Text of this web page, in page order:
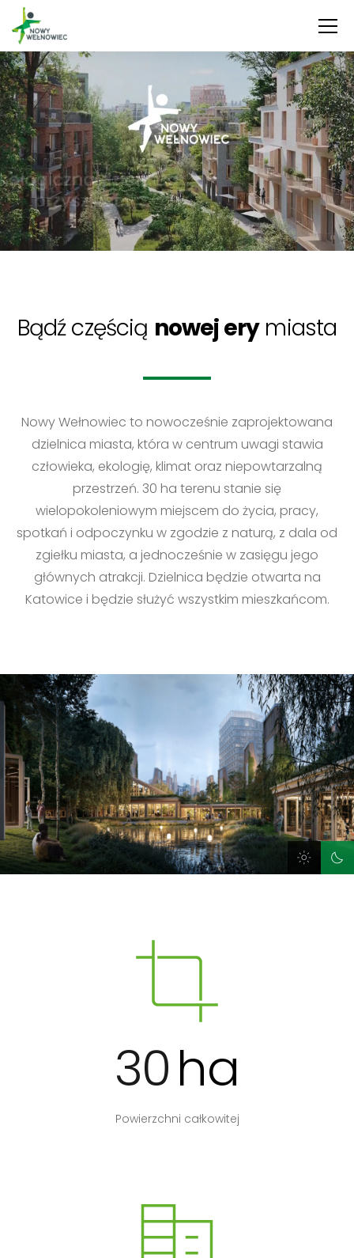
Bądź częścią nowej erymiasta
Nowy Wełnowiec to nowocześnie zaprojektowana
dzielnica miasta, która w centrum uwagi stawia
człowieka, ekologię, klimat oraz niepowtarzalną
przestrzeń. 30 ha terenu stanie się
wielopokoleniowym miejscem do życia, pracy,
spotkań i odpoczynku w zgodzie z naturą, z dala od
zgiełku miasta, a jednocześnie w zasięgu jego
głównych atrakcji. Dzielnica będzie otwarta na
Katowice i będzie służyć wszystkim mieszkańcom.
30ha
Powierzchni całkowitej